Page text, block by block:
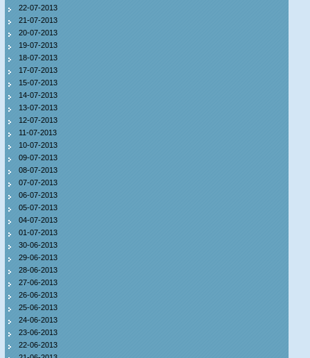
22-07-2013
21-07-2013
20-07-2013
19-07-2013
18-07-2013
17-07-2013
15-07-2013
14-07-2013
13-07-2013
12-07-2013
11-07-2013
10-07-2013
09-07-2013
08-07-2013
07-07-2013
06-07-2013
05-07-2013
04-07-2013
01-07-2013
30-06-2013
29-06-2013
28-06-2013
27-06-2013
26-06-2013
25-06-2013
24-06-2013
23-06-2013
22-06-2013